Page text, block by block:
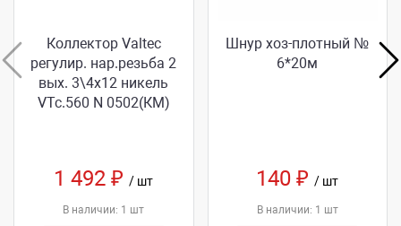
Коллектор Valtec
регулир. нар.резьба 2
вых. 3\4х12 никель
VТс.560 N 0502(КМ)
1 492 ₽/ шт
В наличии: 1 шт
Шнур хоз-плотный №
6*20м
140 ₽/ шт
В наличии: 1 шт